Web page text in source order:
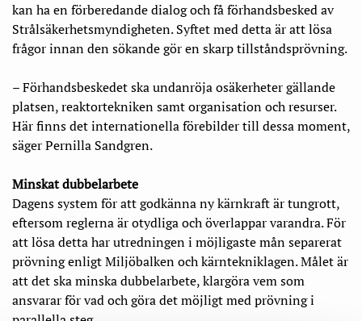
kan ha en förberedande dialog och få förhandsbesked av
Strålsäkerhetsmyndigheten. Syftet med detta är att lösa
frågor innan den sökande gör en skarp tillståndsprövning.
– Förhandsbeskedet ska undanröja osäkerheter gällande
platsen, reaktortekniken samt organisation och resurser.
Här finns det internationella förebilder till dessa moment,
säger Pernilla Sandgren.
Minskat dubbelarbete
Dagens system för att godkänna ny kärnkraft är tungrott,
eftersom reglerna är otydliga och överlappar varandra. För
att lösa detta har utredningen i möjligaste mån separerat
prövning enligt Miljöbalken och kärntekniklagen. Målet är
att det ska minska dubbelarbete, klargöra vem som
ansvarar för vad och göra det möjligt med prövning i